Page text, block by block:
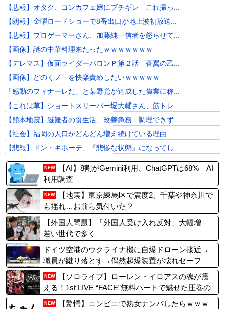
【悲報】オタク、コンカフェ嬢にブチギレ「これ撮っ...
【朗報】金曜ロードショーで8番出口が地上波初放送...
【悲報】プロゲーマーさん、加藤純一信者を怒らせて...
【画像】謎の中華料理来たったｗｗｗｗｗｗｗ
【デレマス】仮面ライダーバロンＰ第２話「蒼翼の乙...
【画像】どのくノ一を快楽責めしたいｗｗｗｗｗ
「感動のフィナーレだ」と某野党が達成した偉業に称...
【これは草】ショートスリーパー堀大輔さん、筋トレ...
【熊本地震】避難者の食生活、改善急務…調理できず...
【社会】福岡の人口がどんどん増え続けている理由
【悲報】ドン・キホーテ、『悲惨な状態』になってし...
NEW
【AI】8割がGemini利用、ChatGPTは68% AI
利用調査
NEW
【地震】東京練馬区で震度2、千葉や神奈川で
も揺れ…お前ら気付いた？
【外国人問題】「外国人受け入れ反対」大幅増
若い世代で多く
ドイツ空港のウクライナ機に自爆ドローン接近→
職員が蹴り落とす→偶然起爆装置が壊れセーフ
NEW
【ソロライブ】ローレン・イロアスの魂が震
える！1st LIVE “FACE”無料パートで魅せた圧巻の
ステージを徹底レポート！
NEW
【驚愕】コンビニで熟女ナンパしたらｗｗｗ